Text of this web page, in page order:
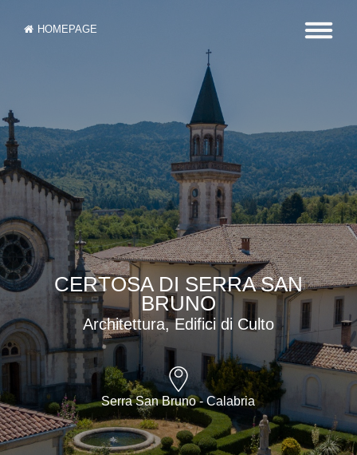
HOMEPAGE
CERTOSA DI SERRA SAN
BRUNO
Architettura, Edifici di Culto
Serra San Bruno - Calabria